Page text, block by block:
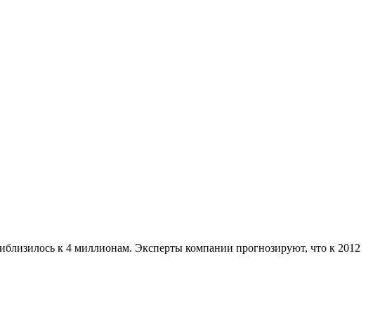
к 4 миллионам. Эксперты компании прогнозируют, что к 2012